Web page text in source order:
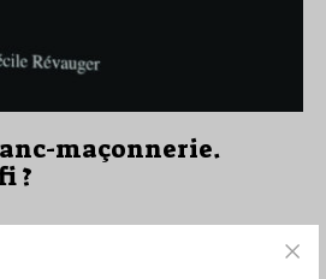
maçonnerie.
?
Lu 1396 fois